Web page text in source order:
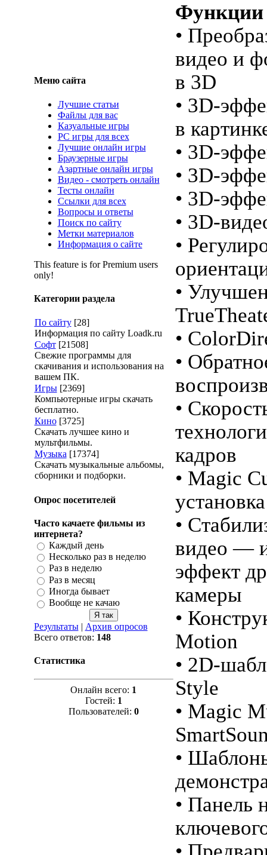
Меню сайта
Лучшие статьи
Файлы для вас
Казуальные игры
PC игры для всех
Лучшие онлайн игры
Браузерные игры
Азартные онлайн игры
Видео - смотреть онлайн
Тесты онлайн
Ссылки для всех
Вопросы и ответы
Поиск по сайту
Метки материалов
Информация о сайте
This feature is for Premium users
only!
Категории раздела
По сайту [28]
Информация по сайту Loadk.ru
Софт [21508]
Свежие программы для
скачивания и использования на
вашем ПК.
Игры [2369]
Компьютерные игры скачать
бесплатно.
Кино [3725]
Скачать лучшее кино и
мультфильмы.
Музыка [17374]
Скачать музыкальные альбомы,
сборники и подборки.
Опрос посетителей
Часто качаете фильмы из
интернета?
Каждый день
Несколько раз в неделю
Раз в неделю
Раз в месяц
Иногда бывает
Вообще не качаю
Результаты| Архив опросов
Всего ответов: 148
Статистика
Онлайн всего: 1
Гостей: 1
Пользователей: 0
Функции
•
видео и
в 3D
• 3D-
в
• 3D-
• 3D-
• 3D-
• 3D-
•
•
•
•
•
кадров
• Magic
•
видео —
эффект
камеры
•
Motion
• 2D-
Style
• Magic
•
• Панель